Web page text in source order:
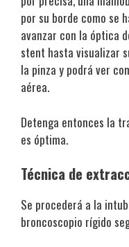
por su borde como se
avanzar con la óptica
stent hasta visualizar
la pinza y podrá ver
aérea.
Detenga entonces la
es óptima.
Técnica de
Se procederá a la
broncoscopio rígido